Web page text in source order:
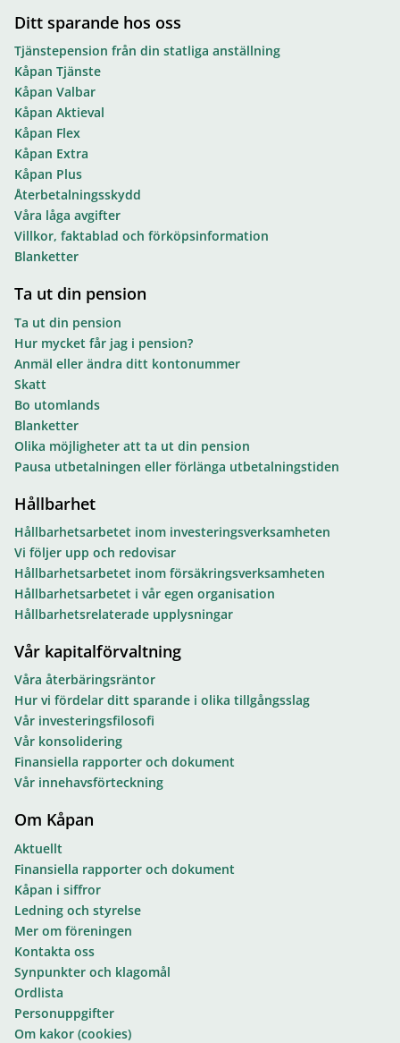
Ditt sparande hos oss
Tjänstepension från din statliga anställning
Kåpan Tjänste
Kåpan Valbar
Kåpan Aktieval
Kåpan Flex
Kåpan Extra
Kåpan Plus
Återbetalningsskydd
Våra låga avgifter
Villkor, faktablad och förköpsinformation
Blanketter
Ta ut din pension
Ta ut din pension
Hur mycket får jag i pension?
Anmäl eller ändra ditt kontonummer
Skatt
Bo utomlands
Blanketter
Olika möjligheter att ta ut din pension
Pausa utbetalningen eller förlänga utbetalningstiden
Hållbarhet
Hållbarhetsarbetet inom investeringsverksamheten
Vi följer upp och redovisar
Hållbarhetsarbetet inom försäkringsverksamheten
Hållbarhetsarbetet i vår egen organisation
Hållbarhetsrelaterade upplysningar
Vår kapitalförvaltning
Våra återbäringsräntor
Hur vi fördelar ditt sparande i olika tillgångsslag
Vår investeringsfilosofi
Vår konsolidering
Finansiella rapporter och dokument
Vår innehavsförteckning
Om Kåpan
Aktuellt
Finansiella rapporter och dokument
Kåpan i siffror
Ledning och styrelse
Mer om föreningen
Kontakta oss
Synpunkter och klagomål
Ordlista
Personuppgifter
Om kakor (cookies)